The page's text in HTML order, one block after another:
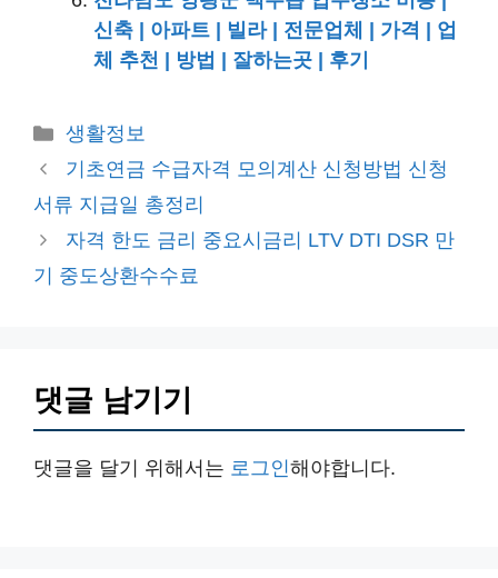
신축 | 아파트 | 빌라 | 전문업체 | 가격 | 업
체 추천 | 방법 | 잘하는곳 | 후기
카
테
리
생활정보
기초연금 수급자격 모의계산 신청방법 신청
서류 지급일 총정리
자격 한도 금리 중요시금리 LTV DTI DSR 만
기 중도상환수수료
댓글 남기기
댓글을 달기 위해서는 로그인해야합니다.